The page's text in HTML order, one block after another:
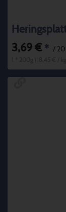
3,69 € * /